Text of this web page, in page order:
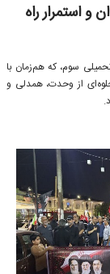
و استمرار راه
سوم، که هم‌زمان با
از وحدت، همدلی و